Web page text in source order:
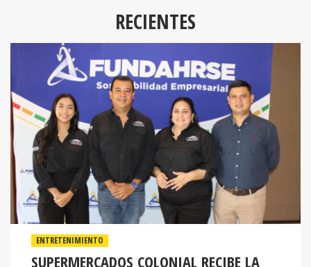
RECIENTES
ENTRETENIMIENTO
SUPERMERCADOS COLONIAL RECIBE LA